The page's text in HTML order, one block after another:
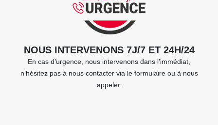
NOUS INTERVENONS 7J/7 ET 24H/24
En cas d’urgence, nous intervenons dans l’immédiat,
n’hésitez pas à nous contacter via le formulaire ou à nous
appeler.